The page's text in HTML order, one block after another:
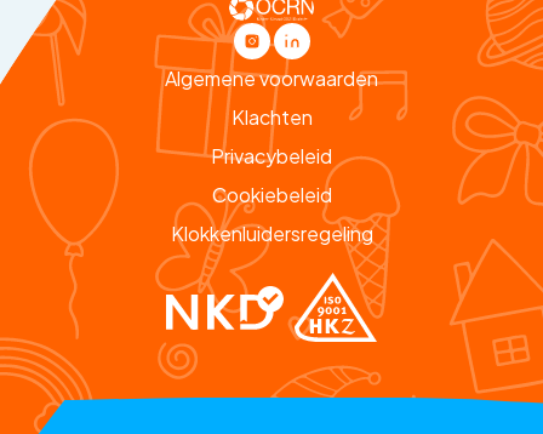
Algemene voorwaarden
Klachten
Privacybeleid
Cookiebeleid
Klokkenluidersregeling